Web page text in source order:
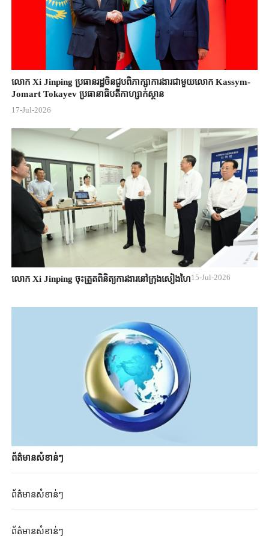
លោក Xi Jinping ប្រធានរដ្ឋចិន​ជួបពិភាក្សា​ការងារជាមួយ​លោក Kassym-
Jomart ​Tokayev ​ប្រធានាធិបតី​កាហ្សាក់ស្ថាន​
17-Jul-2026
លោក Xi Jinping ចុះត្រួតពិនិត្យការងារនៅក្រុងសៀងហៃ15-Jul-2026
ព័ត៌មាន​សំខាន់ៗ
ព័ត៌មាន​សំខាន់ៗ
ព័ត៌មាន​សំខាន់ៗ